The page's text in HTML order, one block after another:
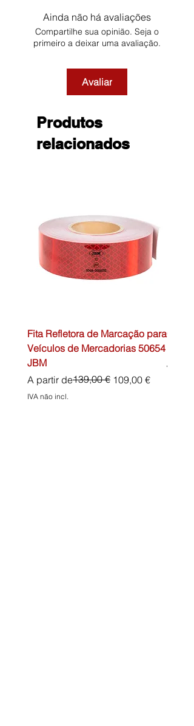
Ainda não há avaliações
Compartilhe sua opinião. Seja o
primeiro a deixar uma avaliação.
Avaliar
Produtos
relacionados
Fita Refletora de Marcação para
Veículos de Mercadorias 50654
JBM
A partir de
Preço normal139,00 € 109,00 €
Preço promocional
IVA não incl.
Preço
45,00 €